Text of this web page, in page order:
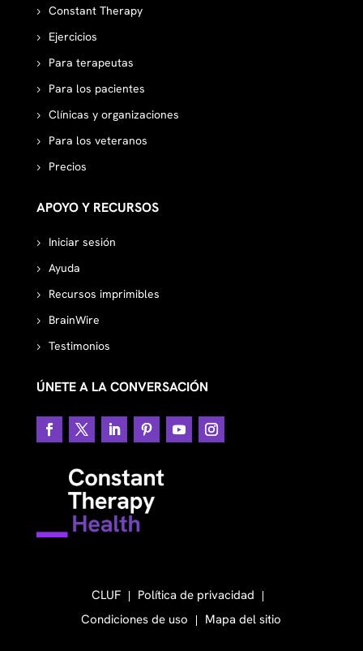
Constant Therapy
Ejercicios
Para terapeutas
Para los pacientes
Clínicas y organizaciones
Para los veteranos
Precios
APOYO Y RECURSOS
Iniciar sesión
Ayuda
Recursos imprimibles
BrainWire
Testimonios
ÚNETE A LA CONVERSACIÓN
CLUF
Política de privacidad
Condiciones de uso
Mapa del sitio